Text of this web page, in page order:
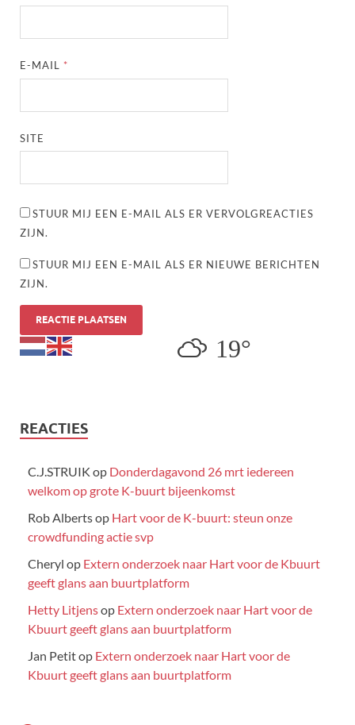
E-MAIL *
SITE
STUUR MIJ EEN E-MAIL ALS ER VERVOLGREACTIES
ZIJN.
STUUR MIJ EEN E-MAIL ALS ER NIEUWE BERICHTEN
ZIJN.
19°
REACTIES
C.J.STRUIK op Donderdagavond 26 mrt iedereen
welkom op grote K-buurt bijeenkomst
Rob Albertsop Hart voor de K-buurt: steun onze
crowdfunding actie svp
Cheryl op Extern onderzoek naar Hart voor de Kbuurt
geeft glans aan buurtplatform
Hetty Litjensop Extern onderzoek naar Hart voor de
Kbuurt geeft glans aan buurtplatform
Jan Petitop Extern onderzoek naar Hart voor de
Kbuurt geeft glans aan buurtplatform